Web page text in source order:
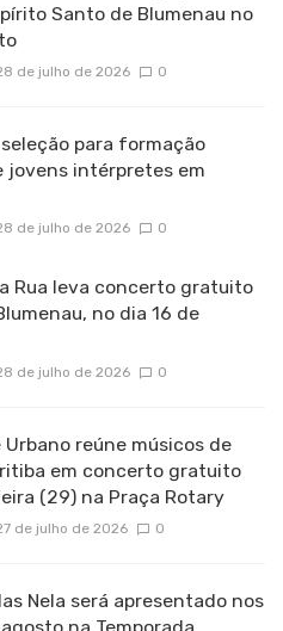
Santo de Blumenau no
de julho de 2026 0
para formação
jovens intérpretes em
de julho de 2026 0
Rua leva concerto gratuito
no dia 16 de
de julho de 2026 0
reúne músicos de
em concerto gratuito
(29) na Praça Rotary
de julho de 2026 0
Nela será apresentado nos